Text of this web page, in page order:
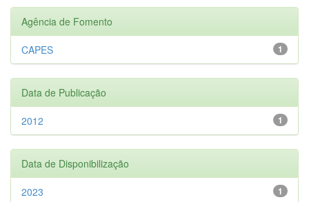
Agência de Fomento
1
CAPES
Data de Publicação
1
2012
Data de Disponibilização
1
2023